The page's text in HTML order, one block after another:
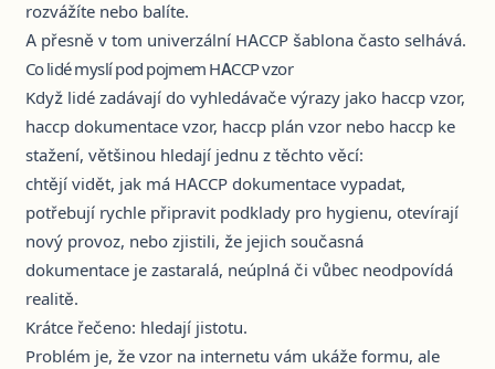
rozvážíte nebo balíte.
A přesně v tom univerzální HACCP šablona často selhává.
Co lidé myslí pod pojmem HACCP vzor
Když lidé zadávají do vyhledávače výrazy jako haccp vzor,
haccp dokumentace vzor, haccp plán vzor nebo haccp ke
stažení, většinou hledají jednu z těchto věcí:
chtějí vidět, jak má HACCP dokumentace vypadat,
potřebují rychle připravit podklady pro hygienu, otevírají
nový provoz, nebo zjistili, že jejich současná
dokumentace je zastaralá, neúplná či vůbec neodpovídá
realitě.
Krátce řečeno: hledají jistotu.
Problém je, že vzor na internetu vám ukáže formu, ale